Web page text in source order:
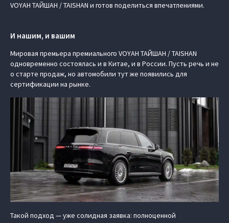
VOYAH ТАЙШАН / TAISHAN и готов поделиться впечатлениями.
И нашим, и вашим
Мировая премьера премиального VOYAH ТАЙШАН / TAISHAN
одновременно состоялась и в Китае, и в России. Пусть речь и не
о старте продаж, но автомобили тут же появились для
сертификации на рынке.
Такой подход — уже солидная заявка: полноценной